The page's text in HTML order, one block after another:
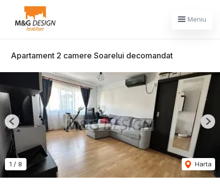
Meniu
Apartament 2 camere Soarelui decomandat
1 / 8 Harta
Previous